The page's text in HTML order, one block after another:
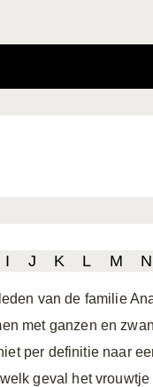
I J K L M N
van de familie
met ganzen en
per definitie naar
geval het